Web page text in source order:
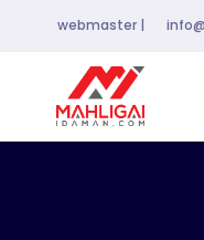
webmaster |